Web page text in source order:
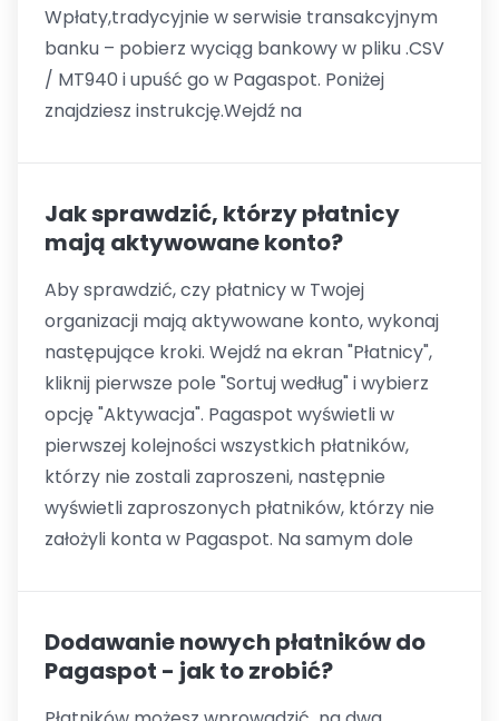
Wpłaty,tradycyjnie w serwisie transakcyjnym
banku – pobierz wyciąg bankowy w pliku .CSV
/ MT940 i upuść go w Pagaspot. Poniżej
znajdziesz instrukcję.Wejdź na
Jak sprawdzić, którzy płatnicy
mają aktywowane konto?
Aby sprawdzić, czy płatnicy w Twojej
organizacji mają aktywowane konto, wykonaj
następujące kroki. Wejdź na ekran "Płatnicy",
kliknij pierwsze pole "Sortuj według" i wybierz
opcję "Aktywacja". Pagaspot wyświetli w
pierwszej kolejności wszystkich płatników,
którzy nie zostali zaproszeni, następnie
wyświetli zaproszonych płatników, którzy nie
założyli konta w Pagaspot. Na samym dole
Dodawanie nowych płatników do
Pagaspot - jak to zrobić?